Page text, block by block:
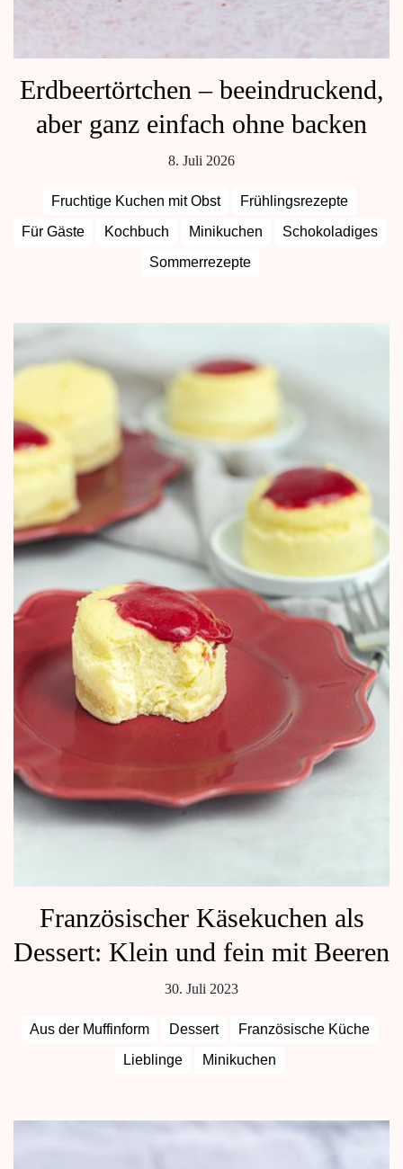
Erdbeertörtchen – beeindruckend,
aber ganz einfach ohne backen
8. Juli 2026
Fruchtige Kuchen mit Obst
Frühlingsrezepte
Für Gäste
Kochbuch Minikuchen
Schokoladiges
Sommerrezepte
Französischer Käsekuchen als
Dessert: Klein und fein mit Beeren
30. Juli 2023
Aus der Muffinform Dessert
Französische Küche
Lieblinge
Minikuchen